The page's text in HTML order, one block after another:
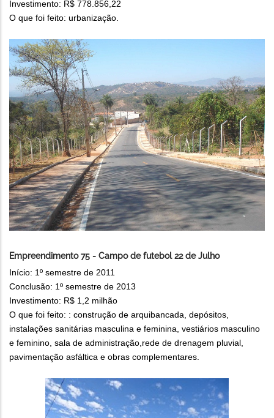
Investimento: R$ 778.856,22
O que foi feito: urbanização.
Empreendimento 75 - Campo de futebol 22 de Julho
Início: 1º semestre de 2011
Conclusão: 1º semestre de 2013
Investimento: R$ 1,2 milhão
O que foi feito: : construção de arquibancada, depósitos,
instalações sanitárias masculina e feminina, vestiários masculino
e feminino, sala de administração,rede de drenagem pluvial,
pavimentação asfáltica e obras complementares.